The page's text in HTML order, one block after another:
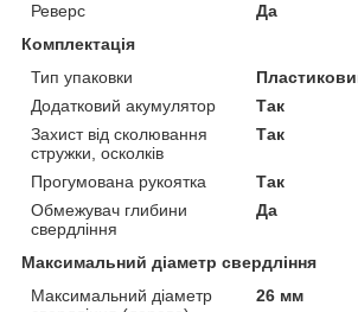
Реверс
Да
Комплектація
Тип упаковки
Додатковий акумулятор
Так
Захист від сколювання
стружки, осколків
Так
Прогумована рукоятка
Так
Обмежувач глибини
свердління
Да
Максимальний діаметр свердління
Максимальний діаметр
26 мм